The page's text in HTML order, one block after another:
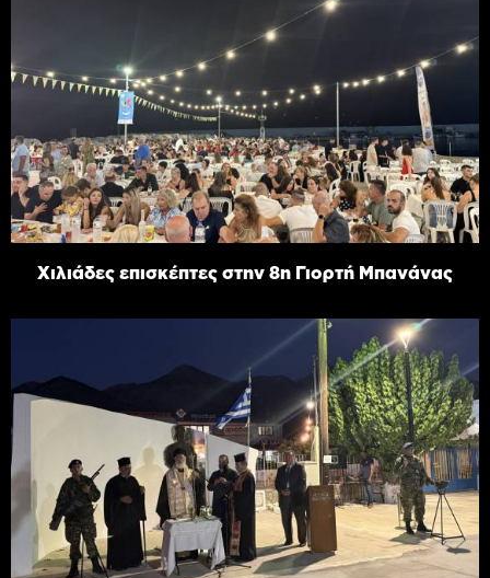
Χιλιάδες επισκέπτες στην 8η Γιορτή Μπανάνας